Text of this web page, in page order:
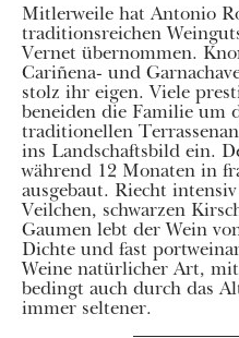
Mitlerweile hat Antonio
traditionsreichen
Vernet übernommen.
Cariñena- und
stolz ihr eigen. Viele
beneiden die Familie um
traditionellen
ins Landschaftsbild ein.
während 12 Monaten in
ausgebaut. Riecht
Veilchen, schwarzen
Gaumen lebt der Wein
Dichte und fast
Weine natürlicher Art,
bedingt auch durch das
immer seltener.